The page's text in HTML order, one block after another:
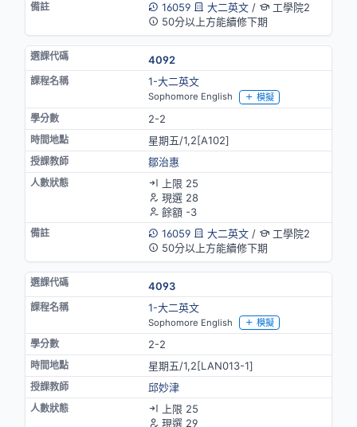
16059
大二英文/
工學院2
50分以上方能續修下期
4092
1-大二英文
Sophomore English 模擬
2-2
星期五/1,2[A102]
鄒治惠
上限 25
現選 28
餘額 -3
16059
大二英文/
工學院2
50分以上方能續修下期
4093
1-大二英文
Sophomore English 模擬
2-2
星期五/1,2[LAN013-1]
邱妙津
上限 25
現選 29